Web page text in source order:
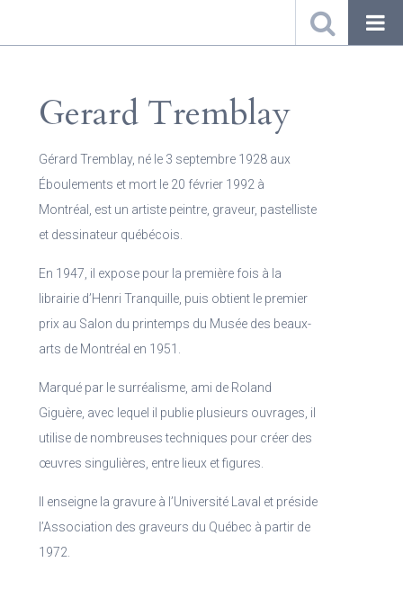
Gerard Tremblay
Gérard Tremblay, né le 3 septembre 1928 aux
Éboulements et mort le 20 février 1992 à
Montréal, est un artiste peintre, graveur, pastelliste
et dessinateur québécois.
En 1947, il expose pour la première fois à la
librairie d’Henri Tranquille, puis obtient le premier
prix au Salon du printemps du Musée des beaux-
arts de Montréal en 1951.
Marqué par le surréalisme, ami de Roland
Giguère, avec lequel il publie plusieurs ouvrages, il
utilise de nombreuses techniques pour créer des
œuvres singulières, entre lieux et figures.
Il enseigne la gravure à l’Université Laval et préside
l’Association des graveurs du Québec à partir de
1972.